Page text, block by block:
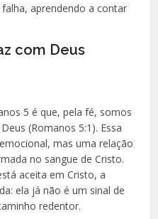
aprendendo a contar
com Deus
5 é que, pela fé, somos
(Romanos 5:1). Essa
mas uma relação
no sangue de Cristo.
aceita em Cristo, a
ela já não é um sinal de
redentor.